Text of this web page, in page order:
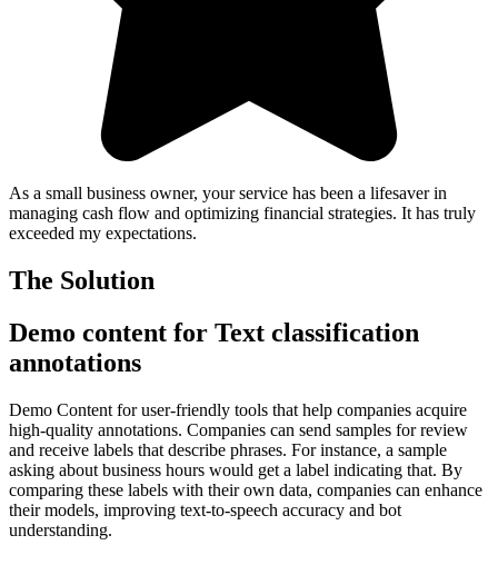
As a small business owner, your service has been a lifesaver in
managing cash flow and optimizing financial strategies. It has truly
exceeded my expectations.
The Solution
Demo content for Text classification
annotations
Demo Content for user-friendly tools that help companies acquire
high-quality annotations. Companies can send samples for review
and receive labels that describe phrases. For instance, a sample
asking about business hours would get a label indicating that. By
comparing these labels with their own data, companies can enhance
their models, improving text-to-speech accuracy and bot
understanding.